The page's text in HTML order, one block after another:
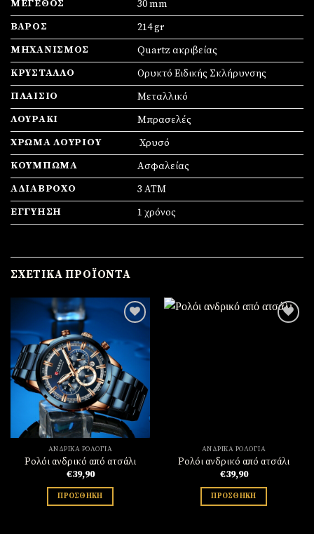
ΜΈΓΕΘΟΣ
30 mm
ΒΆΡΟΣ
214 gr
ΜΗΧΑΝΙΣΜΌΣ
Quartz ακριβείας
ΚΡΎΣΤΑΛΛΟ
Ορυκτό Ειδικής Σκλήρυνσης
ΠΛΑΊΣΙΟ
Mεταλλικό
ΛΟΥΡΆΚΙ
Μπρασελές
ΧΡΏΜΑ ΛΟΥΡΙΟΎ
Χρυσό
ΚΟΎΜΠΩΜΑ
Ασφαλείας
ΑΔΙΆΒΡΟΧΟ
3 ΑΤΜ
ΕΓΓΎΗΣΗ
1 χρόνος
ΣΧΕΤΙΚΆ ΠΡΟΪΌΝΤΑ
Πρόσθήκη
στην
λίστα
επιθυμιών
ΑΝΔΡΙΚΆ ΡΟΛΌΓΙΑ
Ρολόι ανδρικό από ατσάλι
€39,90
ΠΡΟΣΘΉΚΗ
ΑΝΔΡΙΚΆ ΡΟΛΌΓΙΑ
Ρολόι ανδρικό από ατσάλι
€39,90
ΠΡΟΣΘΉΚΗ